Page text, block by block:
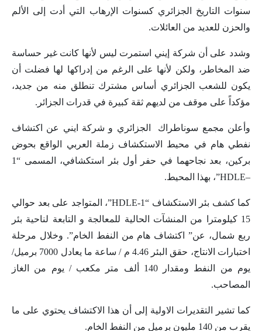
سنوات التاريخ الجزائري كسنوات الإرهاب التي أدت إلى الألم
والحزن للعديد من العائلات.
وشدد على أن شركة إيني استمرت ليس لأنها كانت غير حساسة
ضد المخاطر، ولكن لأنها على الرغم من إدراكها لها فضلت أن
يكون للشعب الجزائري أساس مشترك تنطلق منه من جديد،
مؤكداً على موقف من لديهم ثقة كبيرة في قدرات الجزائر.
وأعلن مجمع سوناطراك الجزائري و شركة ايني عن اكتشاف
نفطي هام في محيط الاستكشاف زملة العربي الواقع بحوض
بركين، بعد نجاحهما في حفر أول بئر استكشافي، المسمى “1
–
HDLE”، بهذا المحيط.
كما كشف بئر الاستكشاف “1- HDLE”، المتواجد على بعد حوالي
15 كيلومترا من المنشآت الحالية للمعالجة و التابعة لناحية بئر
ربع شمال، عن” اكتشاف هام من النفط الخام”. وخلال مرحلة
اختبارات الانتاج، حقق البئر 4.46 م / ساعة ما يعادل 7000 برميل/
يوم من النفط ومقدار 140 ألف متر مكعب / يوم من الغاز
المصاحب.
كما تشير التقديرات الاولية إلى أن هذا الاكتشاف يحتوي على ما
يقرب من 140 مليون برميل من النفط الخام.